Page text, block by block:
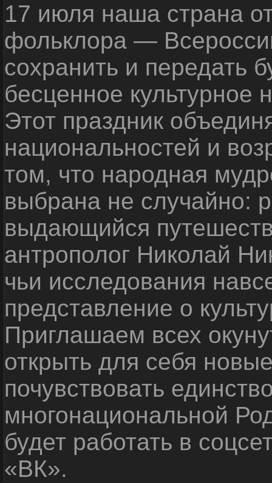
17 июля наша страна
фольклора —
сохранить и передать
бесценное культурное
Этот праздник
национальностей и
том, что народная
выбрана не случайно:
выдающийся
антрополог Николай
чьи исследования
представление о
Приглашаем всех
открыть для себя
почувствовать
многонациональной
будет работать в
«ВК».